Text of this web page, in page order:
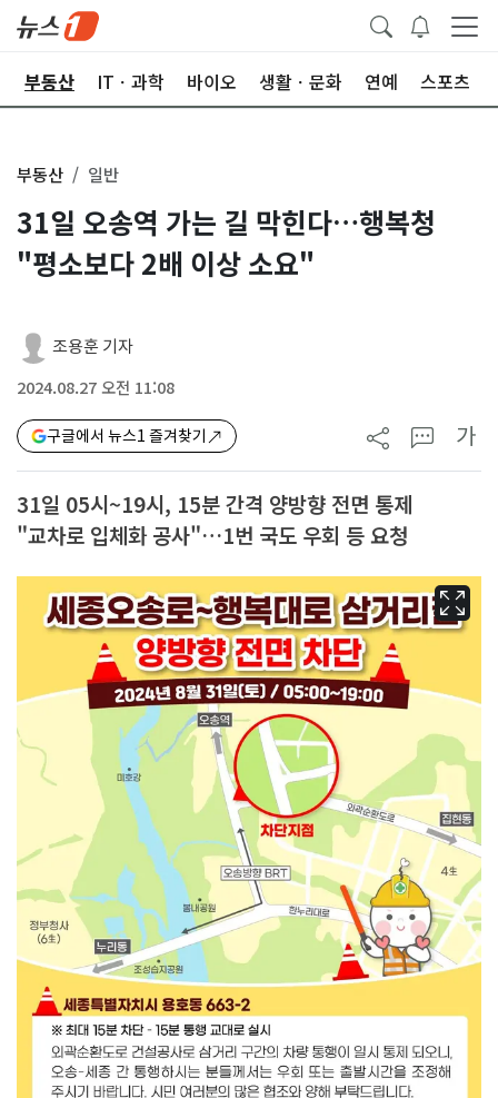
부동산 ITㆍ과학 바이오 생활ㆍ문화 연예 스포츠
부동산 일반
31일 오송역 가는 길 막힌다…행복청
"평소보다 2배 이상 소요"
조용훈 기자
2024.08.27 오전 11:08
구글에서 뉴스1 즐겨찾기 가
31일 05시~19시, 15분 간격 양방향 전면 통제
"교차로 입체화 공사"…1번 국도 우회 등 요청